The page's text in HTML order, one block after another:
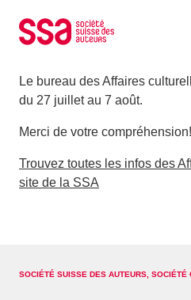
Le bureau des Affaires
du 27 juillet au 7 août.
Merci de votre compréhension!
Trouvez toutes les infos des
site de la SSA
SOCIÉTÉ SUISSE DES AUTEURS, SOCIÉTÉ